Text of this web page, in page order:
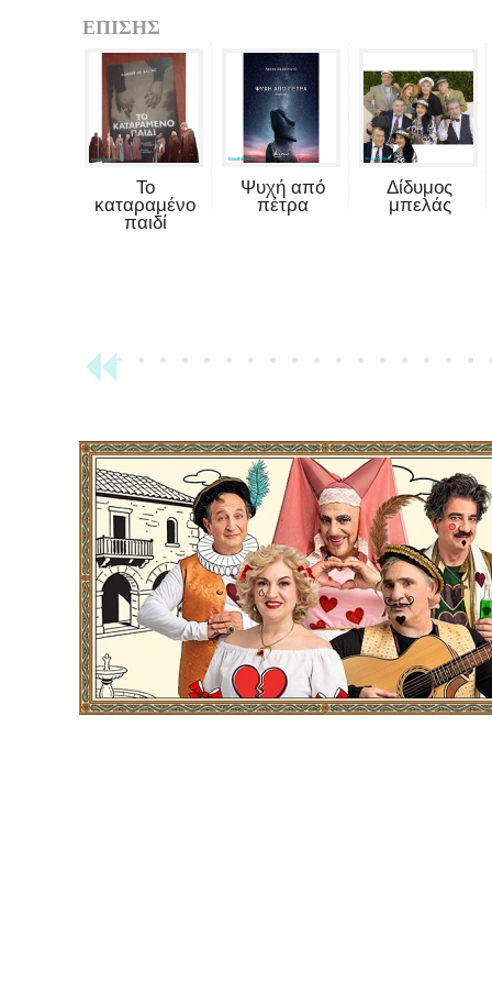
ΕΠΙΣΗΣ
Το
καταραμένο
παιδί
Ψυχή από
πέτρα
Δίδυμος
μπελάς